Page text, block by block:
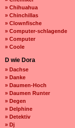
» Chihuahua
» Chinchillas
» Clownfische
» Computer-schlagende
» Computer
» Coole
D wie Dora
» Dachse
» Danke
» Daumen-Hoch
» Daumen Runter
» Degen
» Delphine
» Detektiv
» Dj